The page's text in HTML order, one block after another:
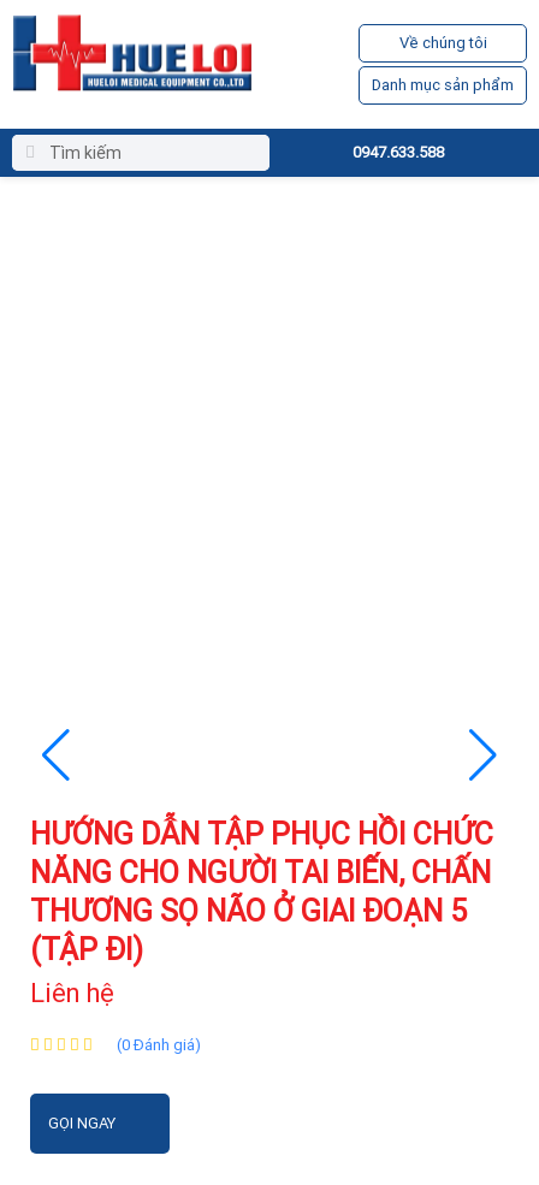
Về chúng tôi
Danh mục sản phẩm
0947.633.588
HƯỚNG DẪN TẬP PHỤC HỒI CHỨC
NĂNG CHO NGƯỜI TAI BIẾN, CHẤN
THƯƠNG SỌ NÃO Ở GIAI ĐOẠN 5
(TẬP ĐI)
Liên hệ
(0 Đánh giá)
GỌI NGAY